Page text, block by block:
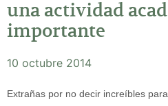
una actividad
importante
10 octubre 2014
Extrañas por no decir increíbles